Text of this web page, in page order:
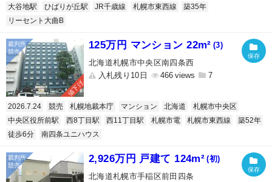
大谷地駅
ひばりが丘駅 JR千歳線 札幌市東西線
築35年
リーセント大曲B
値下げ
125万円 マンション 22m² (3)
北海道札幌市中央区南四条西
入札残り10日
466 7
2026.7.24 競売 札幌地裁本庁 マンション 北海道
札幌市中央区
中央区役所前駅
西8丁目駅 西11丁目駅 札幌市電 札幌市東西線
築52年
徒歩6分
南四条ユニハウス
2,926万円 戸建て 124m² (初)
北海道札幌市手稲区前田四条